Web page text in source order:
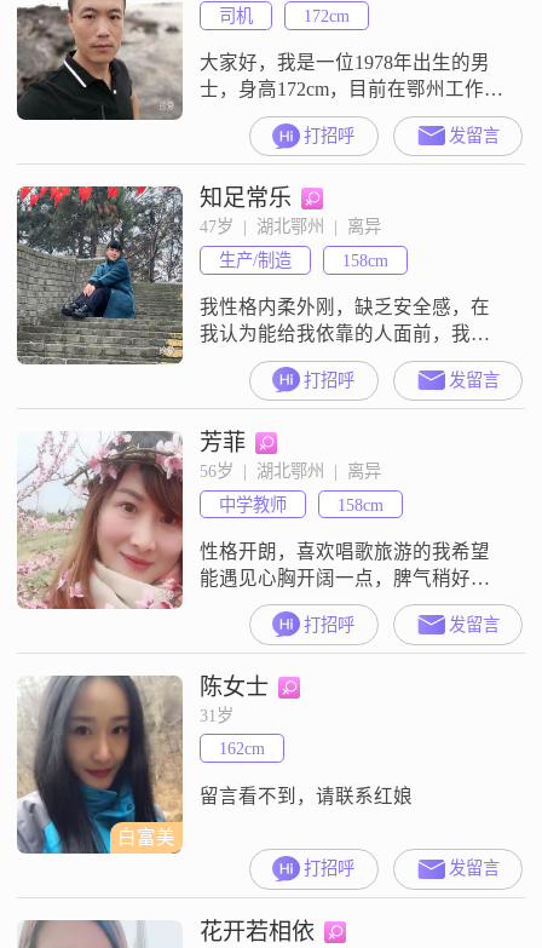
司机
172cm
大家好，我是一位1978年出生的男
士，身高172cm，目前在鄂州工作
##3002##我的月收入在3001到5000
元之间，学历是大专##3002##我觉
得自己是一个稳重可靠的人，做事
自信果断，有很强的责任感
##3002##在生活中，我比较乐观积
极，能够成熟稳重地面对各种情况
##3002##性格方面，我随和易相
处，不喜欢
打招呼 发留言
知足常乐
47岁  |  湖北鄂州  |  离异
生产/制造
158cm
我性格内柔外刚，缺乏安全感，在
我认为能给我依靠的人面前，我依
赖性很强，我是诚心想找个可靠的
肩膀能让我依靠，可内心又很怕，
怕会遇人不淑。
打招呼 发留言
芳菲
56岁  |  湖北鄂州  |  离异
中学教师
158cm
性格开朗，喜欢唱歌旅游的我希望
能遇见心胸开阔一点，脾气稍好一
点担当能多一点的你。
打招呼 发留言
白富美
陈女士
31岁
162cm
留言看不到，请联系红娘
打招呼 发留言
花开若相依